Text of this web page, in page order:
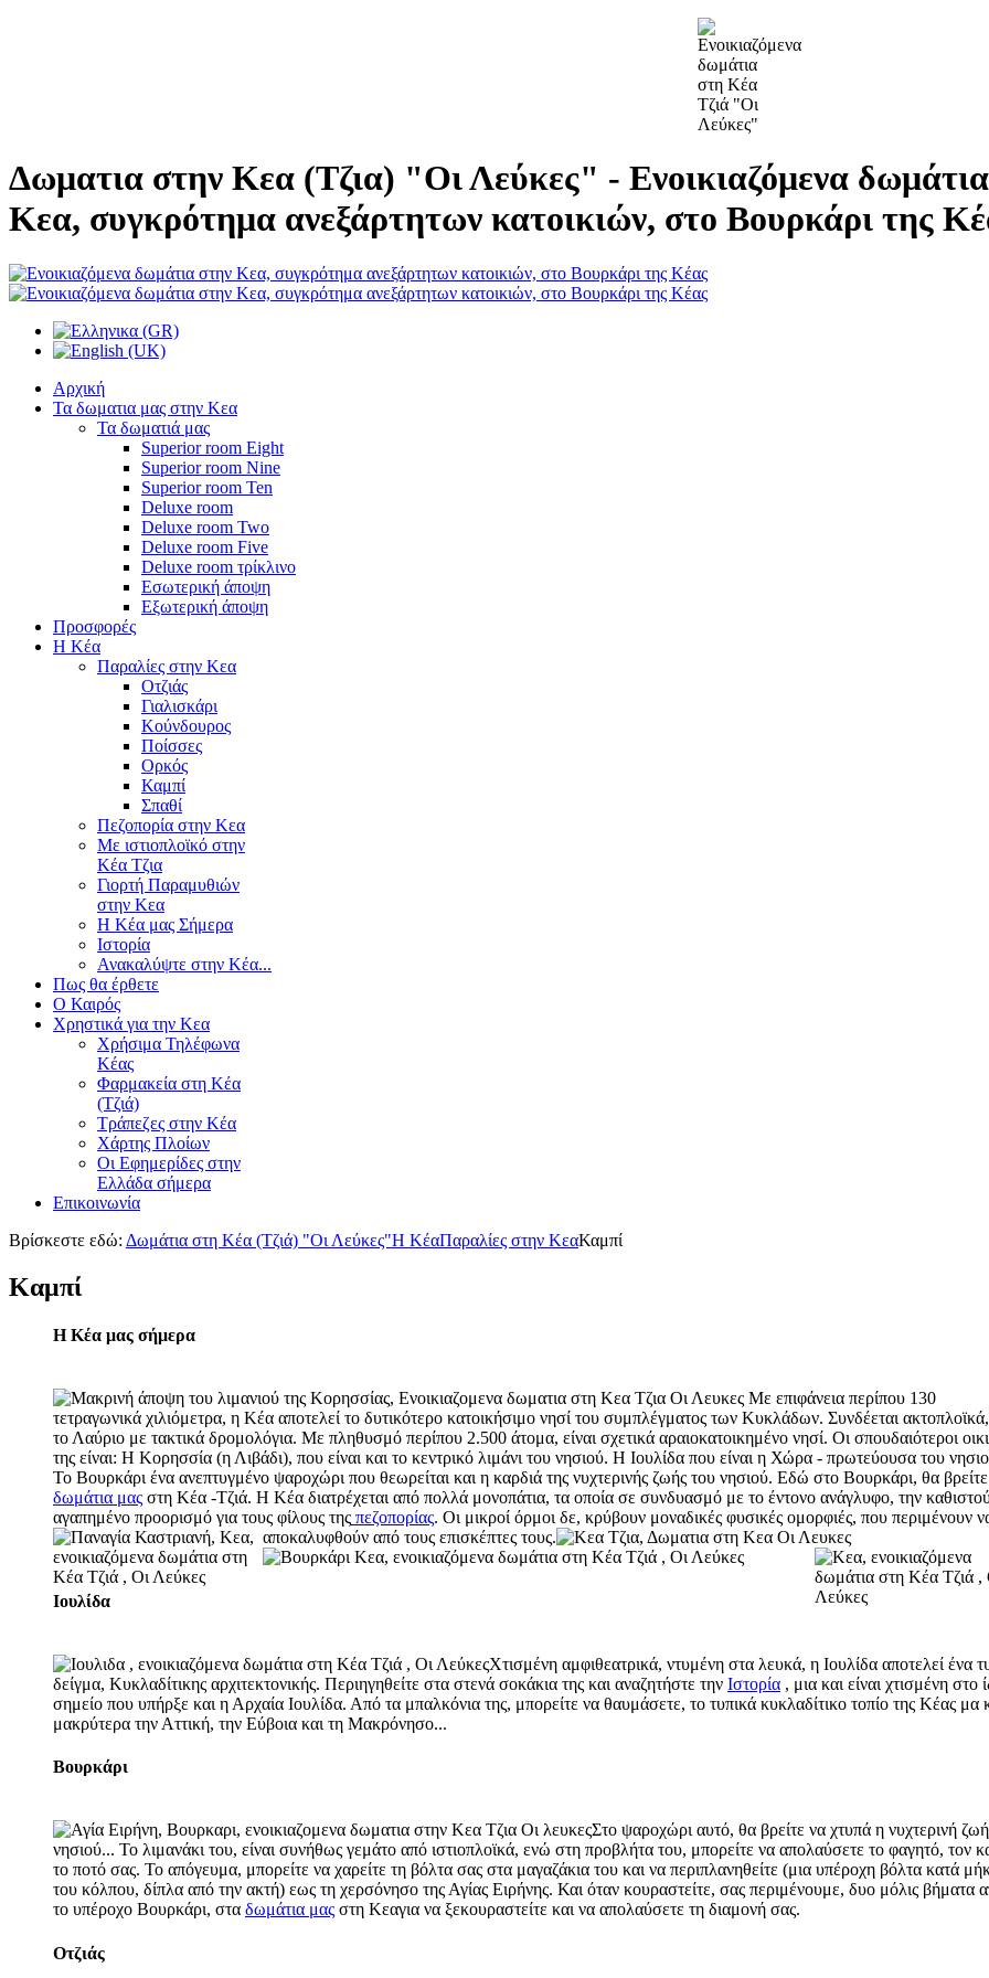
Δωματια στην Κεα (Τζια) "Οι Λεύκες" - Ενοικιαζόμενα
Κεα, συγκρότημα ανεξάρτητων κατοικιών, στο Βουρκάρι της
Αρχική
Τα δωματια μας στην Κεα
Τα δωματιά μας
Superior room Eight
Superior room Nine
Superior room Ten
Deluxe room
Deluxe room Two
Deluxe room Five
Deluxe room τρίκλινο
Εσωτερική άποψη
Εξωτερική άποψη
Προσφορές
Η Κέα
Παραλίες στην Κεα
Οτζιάς
Γιαλισκάρι
Κούνδουρος
Ποίσσες
Ορκός
Καμπί
Σπαθί
Πεζοπορία στην Κεα
Με ιστιοπλοϊκό στην
Κέα Τζια
Γιορτή Παραμυθιών
στην Κεα
Η Κέα μας Σήμερα
Ιστορία
Ανακαλύψτε στην Κέα...
Πως θα έρθετε
Ο Καιρός
Χρηστικά για την Κεα
Χρήσιμα Τηλέφωνα
Κέας
Φαρμακεία στη Κέα
(Τζιά)
Τράπεζες στην Κέα
Χάρτης Πλοίων
Οι Εφημερίδες στην
Ελλάδα σήμερα
Επικοινωνία
Βρίσκεστε εδώ: Δωμάτια στη Κέα (Τζιά) "Οι Λεύκες"Η ΚέαΠαραλίες στην ΚεαΚαμπί
Καμπί
Η Κέα μας σήμερα
Με επιφάνεια περίπου 130
τετραγωνικά χιλιόμετρα, η Κέα αποτελεί το δυτικότερο κατοικήσιμο νησί του συμπλέγματος των Κυκλάδων. Συνδέεται
το Λαύριο με τακτικά δρομολόγια. Με πληθυσμό περίπου 2.500 άτομα, είναι σχετικά αραιοκατοικημένο νησί. Οι σπουδαιότεροι
της είναι: Η Κορησσία (η Λιβάδι), που είναι και το κεντρικό λιμάνι του νησιού. Η Ιουλίδα που είναι η Χώρα - πρωτεύουσα του
Το Βουρκάρι ένα ανεπτυγμένο ψαροχώρι που θεωρείται και η καρδιά της νυχτερινής ζωής του νησιού. Εδώ στο Βουρκάρι, θα
δωμάτια μας στη Κέα -Τζιά. Η Κέα διατρέχεται από πολλά μονοπάτια, τα οποία σε συνδυασμό με το έντονο ανάγλυφο, την
αγαπημένο προορισμό για τους φίλους της πεζοπορίας. Οι μικροί όρμοι δε, κρύβουν μοναδικές φυσικές ομορφιές, που περιμένουν
αποκαλυφθούν από τους επισκέπτες τους.
Ιουλίδα
Χτισμένη αμφιθεατρικά, ντυμένη στα λευκά, η Ιουλίδα αποτελεί ένα
δείγμα, Κυκλαδίτικης αρχιτεκτονικής. Περιηγηθείτε στα στενά σοκάκια της και αναζητήστε την Ιστορία , μια και είναι χτισμένη στο
σημείο που υπήρξε και η Αρχαία Ιουλίδα. Από τα μπαλκόνια της, μπορείτε να θαυμάσετε, το τυπικά κυκλαδίτικο τοπίο της Κέας μα
μακρύτερα την Αττική, την Εύβοια και τη Μακρόνησο...
Βουρκάρι
Στο ψαροχώρι αυτό, θα βρείτε να χτυπά η νυχτερινή
νησιού... Το λιμανάκι του, είναι συνήθως γεμάτο από ιστιοπλοϊκά, ενώ στη προβλήτα του, μπορείτε να απολαύσετε το φαγητό, τον
το ποτό σας. Το απόγευμα, μπορείτε να χαρείτε τη βόλτα σας στα μαγαζάκια του και να περιπλανηθείτε (μια υπέροχη βόλτα κατά
του κόλπου, δίπλα από την ακτή) εως τη χερσόνησο της Αγίας Ειρήνης. Και όταν κουραστείτε, σας περιμένουμε, δυο μόλις βήματα
το υπέροχο Βουρκάρι, στα δωμάτια μας στη Κεαγια να ξεκουραστείτε και να απολαύσετε τη διαμονή σας.
Οτζιάς